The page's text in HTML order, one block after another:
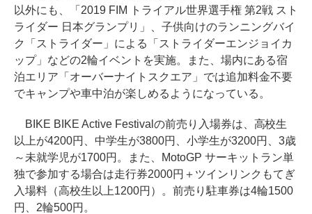
以外にも、「2019 FIM トライアル世界選手権 第2戦 スト
ライダー 日本グランプリ」、子供向けのランニングバイ
ク「ストライダー」による「ストライダーエンジョイカ
ップ」などの2輪イベントを実施。また、場内にある宿
泊エリア「オーバーナイトスクエア」では追加料金不要
でキャンプや車中泊が楽しめるようになっている。
BIKE BIKE Active Festivalの前売り入場券は、高校生
以上が4200円、中学生が3800円、小学生が3200円、3歳
～未就学児が1700円。また、MotoGP サーキットラン単
独で参加する場合は走行券2000円＋ツインリンクもてぎ
入場料（高校生以上1200円）。前売り駐車券は4輪1500
円、2輪500円。